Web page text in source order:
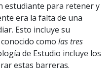
estudiante para retener y
era la falta de una
Esto incluye su
como las tres
de Estudio incluye los
estas barreras.